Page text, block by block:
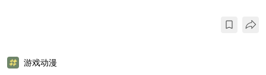
游戏动漫